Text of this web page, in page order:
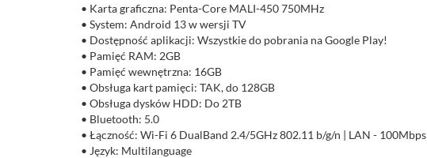
• Karta graficzna: Penta-Core MALI-450 750MHz
• System: Android 13 w wersji TV
• Dostępność aplikacji: Wszystkie do pobrania na Google Play!
• Pamięć RAM: 2GB
• Pamięć wewnętrzna: 16GB
• Obsługa kart pamięci: TAK, do 128GB
• Obsługa dysków HDD: Do 2TB
• Bluetooth: 5.0
• Łączność: Wi-Fi 6 DualBand 2.4/5GHz 802.11 b/g/n | LAN - 100Mbps
• Język: Multilanguage